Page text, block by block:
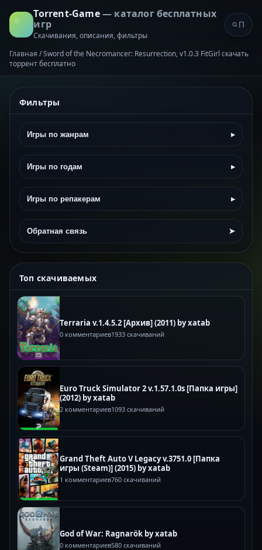
Torrent-Game— каталог бесплатных
игр
Скачивания, описания, фильтры
Главная /Sword of the Necromancer: Resurrection, v1.0.3 FitGirl скачать
торрент бесплатно
Фильтры
Игры по жанрам ▸
Игры по годам ▸
Игры по репакерам ▸
Обратная связь ➤
Топ скачиваемых
Terraria v.1.4.5.2 [Архив] (2011) by xatab
0 комментариев1933 скачиваний
Euro Truck Simulator 2 v.1.57.1.0s [Папка игры]
(2012) by xatab
2 комментариев1093 скачиваний
Grand Theft Auto V Legacy v.3751.0 [Папка
игры (Steam)] (2015) by xatab
1 комментариев760 скачиваний
God of War: Ragnarök by xatab
0 комментариев580 скачиваний